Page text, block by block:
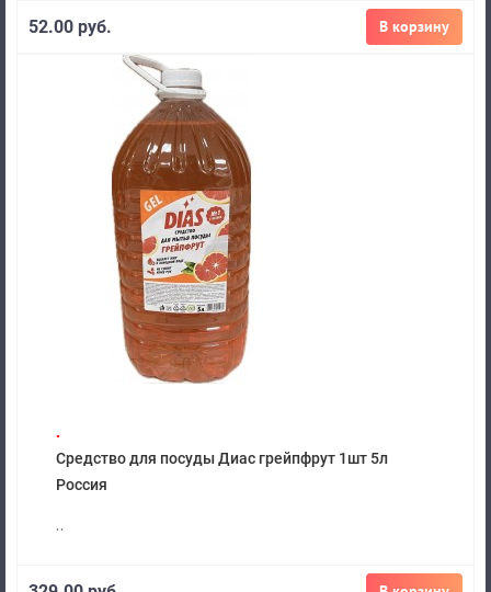
В корзину
52.00 руб.
.
Средство для посуды Диас грейпфрут 1шт 5л
Россия
..